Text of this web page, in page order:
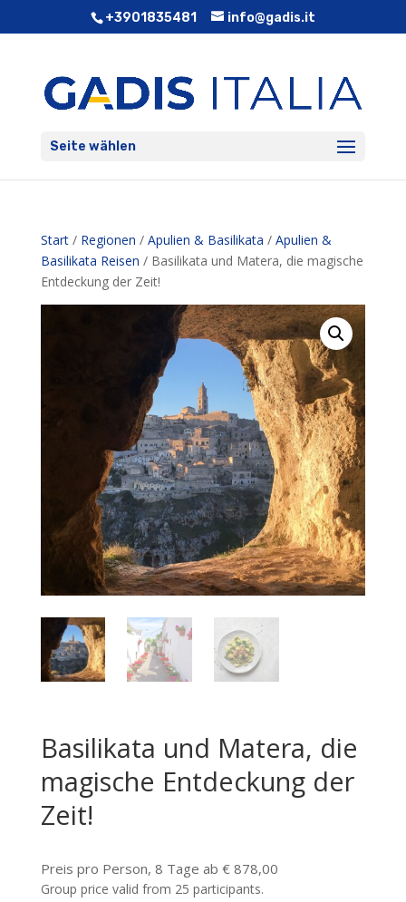
+3901835481 info@gadis.it
Seite wählen
Start/ Regionen / Apulien & Basilikata / Apulien &
Basilikata Reisen / Basilikata und Matera, die magische
Entdeckung der Zeit!
Basilikata und Matera, die
magische Entdeckung der
Zeit!
Preis pro Person, 8 Tage ab € 878,00
Group price valid from 25 participants.